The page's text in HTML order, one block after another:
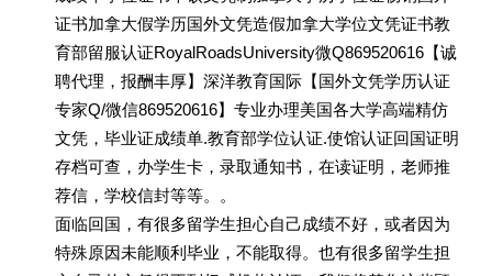
证书加拿大假学历国外文凭造假加拿大学位文凭证书教
育部留服认证RoyalRoadsUniversity微Q869520616【诚
聘代理，报酬丰厚】深洋教育国际【国外文凭学历认证
专家Q/微信869520616】专业办理美国各大学高端精仿
文凭，毕业证成绩单.教育部学位认证.使馆认证回国证明
存档可查，办学生卡，录取通知书，在读证明，老师推
荐信，学校信封等等。。
面临回国，有很多留学生担心自己成绩不好，或者因为
特殊原因未能顺利毕业，不能取得。也有很多留学生担